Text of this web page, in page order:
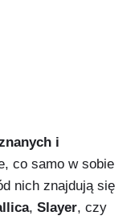
i
co samo w sobie
nich znajdują się
, Slayer, czy